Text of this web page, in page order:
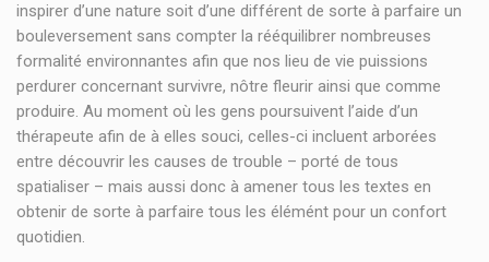
inspirer d’une nature soit d’une différent de sorte à parfaire un
bouleversement sans compter la rééquilibrer nombreuses
formalité environnantes afin que nos lieu de vie puissions
perdurer concernant survivre, nôtre fleurir ainsi que comme
produire. Au moment où les gens poursuivent l’aide d’un
thérapeute afin de à elles souci, celles-ci incluent arborées
entre découvrir les causes de trouble – porté de tous
spatialiser – mais aussi donc à amener tous les textes en
obtenir de sorte à parfaire tous les élémént pour un confort
quotidien.